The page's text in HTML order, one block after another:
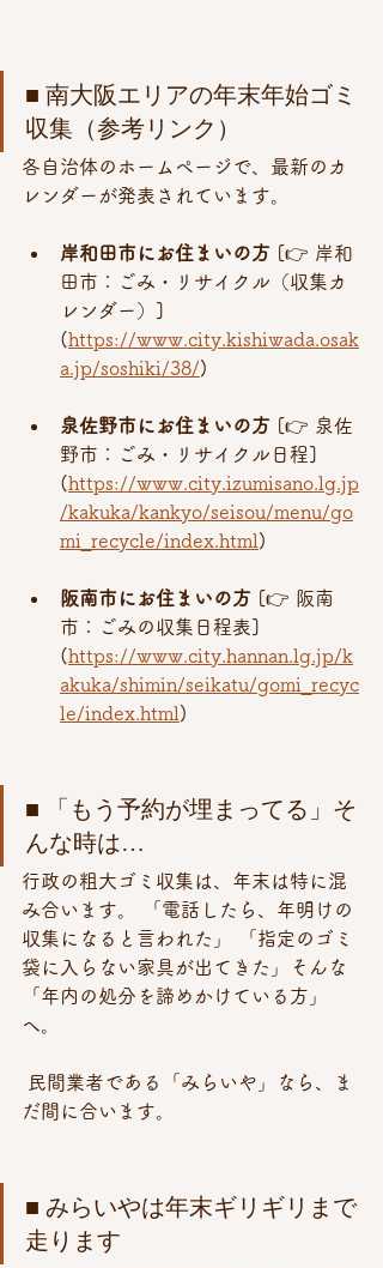
■ 南大阪エリアの年末年始ゴミ
収集（参考リンク）
各自治体のホームページで、最新のカ
レンダーが発表されています。
岸和田市にお住まいの方 [👉 岸和
田市：ごみ・リサイクル（収集カ
レンダー）]
(https://www.city.kishiwada.osak
a.jp/soshiki/38/)
泉佐野市にお住まいの方 [👉 泉佐
野市：ごみ・リサイクル日程]
(https://www.city.izumisano.lg.jp
/kakuka/kankyo/seisou/menu/go
mi_recycle/index.html)
阪南市にお住まいの方 [👉 阪南
市：ごみの収集日程表]
(https://www.city.hannan.lg.jp/k
akuka/shimin/seikatu/gomi_recyc
le/index.html)
■ 「もう予約が埋まってる」そ
んな時は…
行政の粗大ゴミ収集は、年末は特に混
み合います。 「電話したら、年明けの
収集になると言われた」 「指定のゴミ
袋に入らない家具が出てきた」そんな
「年内の処分を諦めかけている方」
へ。
だ間に合います。
■ みらいやは年末ギリギリまで
走ります